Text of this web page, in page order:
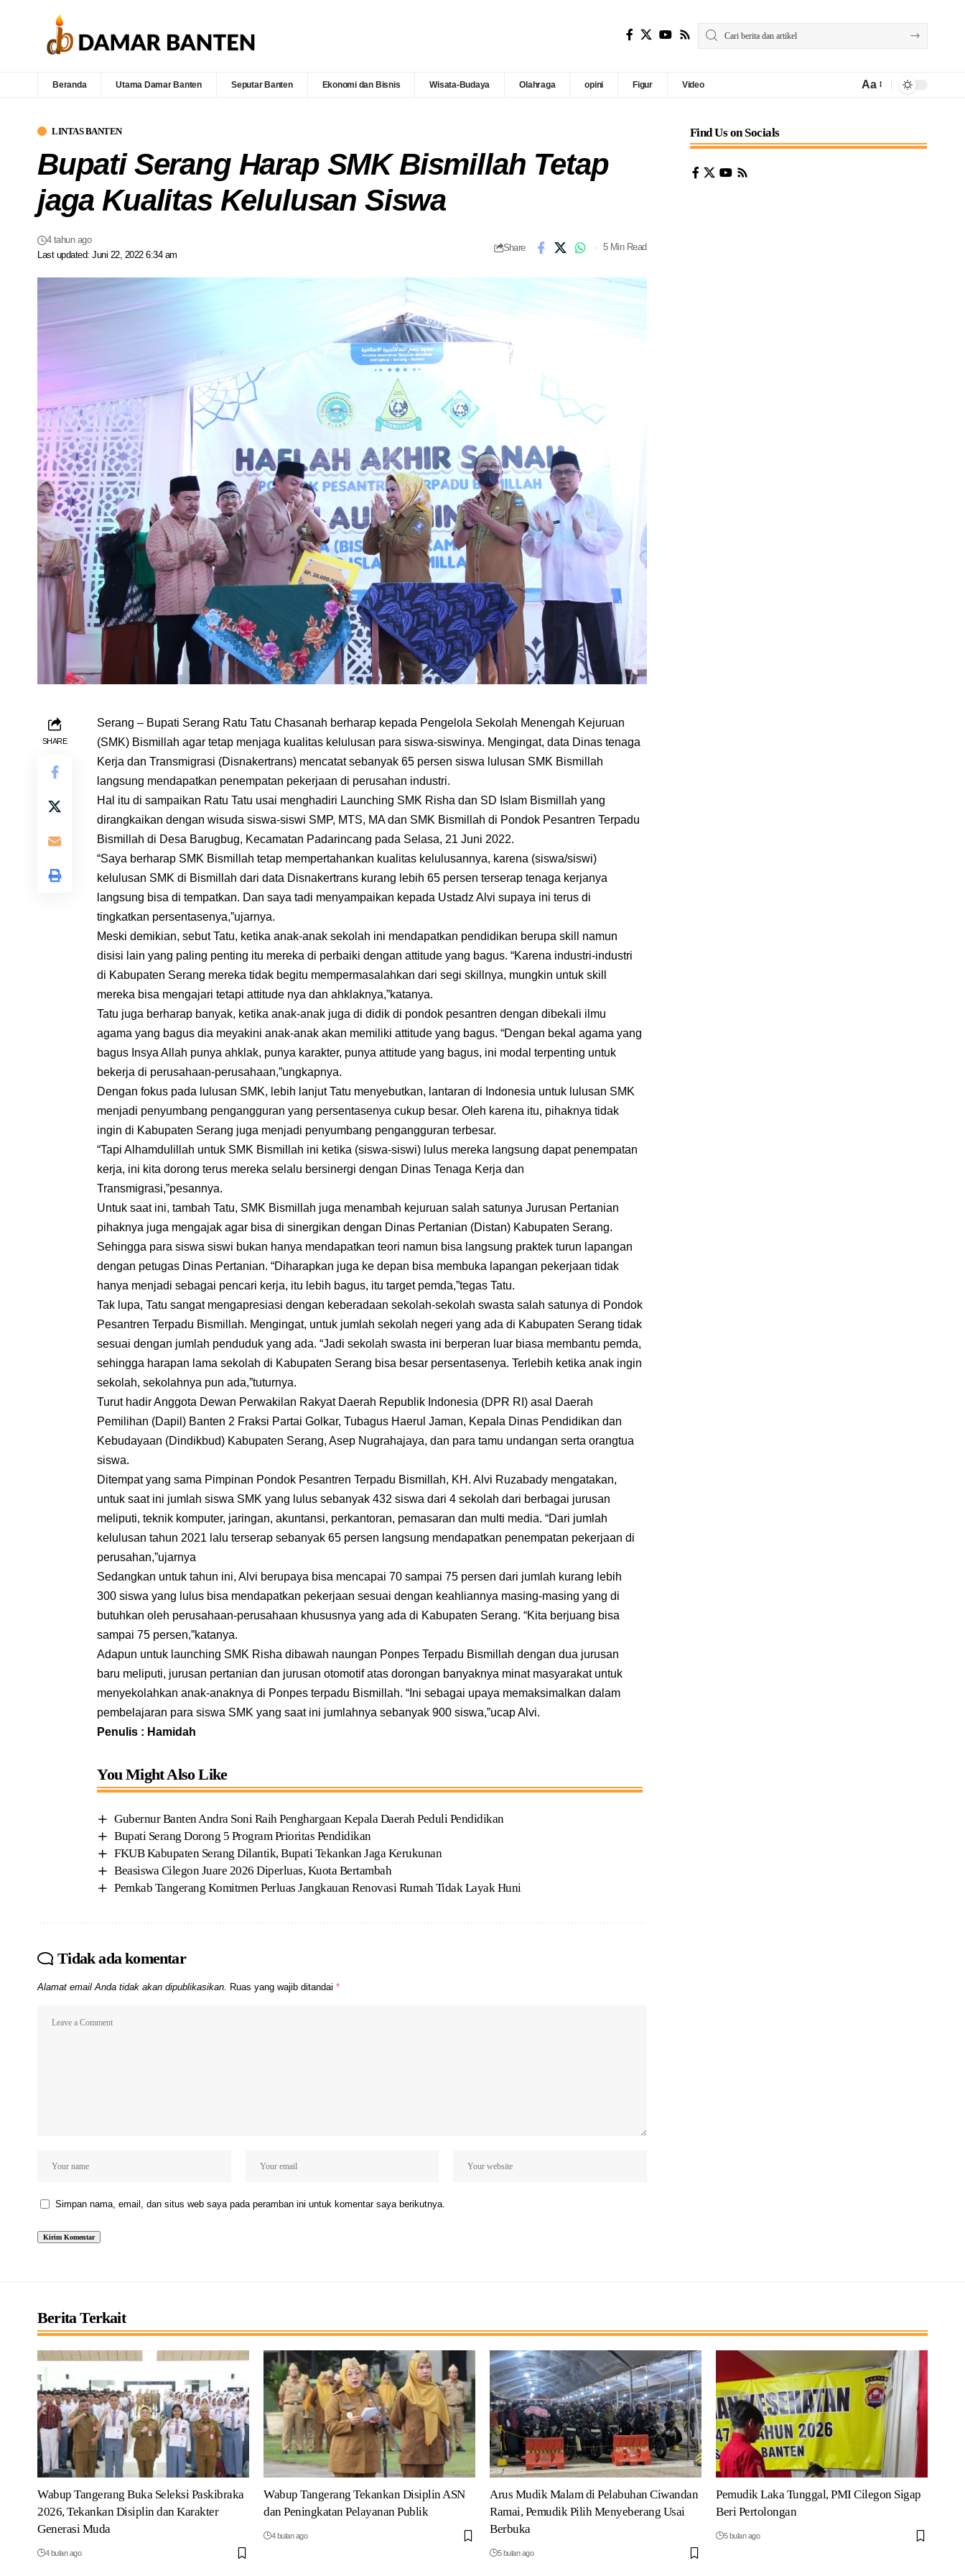
Beranda Utama Damar Banten Seputar Banten Ekonomi dan Bisnis Wisata-Budaya Olahraga opini Figur Video Aa
LINTAS BANTEN
Bupati Serang Harap SMK Bismillah Tetap
jaga Kualitas Kelulusan Siswa
Last updated: Juni 22, 2022 6:34 am
4 tahun ago
Share 5 Min Read
SHARE
Serang – Bupati Serang Ratu Tatu Chasanah berharap kepada Pengelola Sekolah Menengah Kejuruan
(SMK) Bismillah agar tetap menjaga kualitas kelulusan para siswa-siswinya. Mengingat, data Dinas tenaga
Kerja dan Transmigrasi (Disnakertrans) mencatat sebanyak 65 persen siswa lulusan SMK Bismillah
langsung mendapatkan penempatan pekerjaan di perusahan industri.
Hal itu di sampaikan Ratu Tatu usai menghadiri Launching SMK Risha dan SD Islam Bismillah yang
dirangkaikan dengan wisuda siswa-siswi SMP, MTS, MA dan SMK Bismillah di Pondok Pesantren Terpadu
Bismillah di Desa Barugbug, Kecamatan Padarincang pada Selasa, 21 Juni 2022.
“Saya berharap SMK Bismillah tetap mempertahankan kualitas kelulusannya, karena (siswa/siswi)
kelulusan SMK di Bismillah dari data Disnakertrans kurang lebih 65 persen terserap tenaga kerjanya
langsung bisa di tempatkan. Dan saya tadi menyampaikan kepada Ustadz Alvi supaya ini terus di
tingkatkan persentasenya,”ujarnya.
Meski demikian, sebut Tatu, ketika anak-anak sekolah ini mendapatkan pendidikan berupa skill namun
disisi lain yang paling penting itu mereka di perbaiki dengan attitude yang bagus. “Karena industri-industri
di Kabupaten Serang mereka tidak begitu mempermasalahkan dari segi skillnya, mungkin untuk skill
mereka bisa mengajari tetapi attitude nya dan ahklaknya,”katanya.
Tatu juga berharap banyak, ketika anak-anak juga di didik di pondok pesantren dengan dibekali ilmu
agama yang bagus dia meyakini anak-anak akan memiliki attitude yang bagus. “Dengan bekal agama yang
bagus Insya Allah punya ahklak, punya karakter, punya attitude yang bagus, ini modal terpenting untuk
bekerja di perusahaan-perusahaan,”ungkapnya.
Dengan fokus pada lulusan SMK, lebih lanjut Tatu menyebutkan, lantaran di Indonesia untuk lulusan SMK
menjadi penyumbang pengangguran yang persentasenya cukup besar. Oleh karena itu, pihaknya tidak
ingin di Kabupaten Serang juga menjadi penyumbang pengangguran terbesar.
“Tapi Alhamdulillah untuk SMK Bismillah ini ketika (siswa-siswi) lulus mereka langsung dapat penempatan
kerja, ini kita dorong terus mereka selalu bersinergi dengan Dinas Tenaga Kerja dan
Transmigrasi,”pesannya.
Untuk saat ini, tambah Tatu, SMK Bismillah juga menambah kejuruan salah satunya Jurusan Pertanian
pihaknya juga mengajak agar bisa di sinergikan dengan Dinas Pertanian (Distan) Kabupaten Serang.
Sehingga para siswa siswi bukan hanya mendapatkan teori namun bisa langsung praktek turun lapangan
dengan petugas Dinas Pertanian. “Diharapkan juga ke depan bisa membuka lapangan pekerjaan tidak
hanya menjadi sebagai pencari kerja, itu lebih bagus, itu target pemda,”tegas Tatu.
Tak lupa, Tatu sangat mengapresiasi dengan keberadaan sekolah-sekolah swasta salah satunya di Pondok
Pesantren Terpadu Bismillah. Mengingat, untuk jumlah sekolah negeri yang ada di Kabupaten Serang tidak
sesuai dengan jumlah penduduk yang ada. “Jadi sekolah swasta ini berperan luar biasa membantu pemda,
sehingga harapan lama sekolah di Kabupaten Serang bisa besar persentasenya. Terlebih ketika anak ingin
sekolah, sekolahnya pun ada,”tuturnya.
Turut hadir Anggota Dewan Perwakilan Rakyat Daerah Republik Indonesia (DPR RI) asal Daerah
Pemilihan (Dapil) Banten 2 Fraksi Partai Golkar, Tubagus Haerul Jaman, Kepala Dinas Pendidikan dan
Kebudayaan (Dindikbud) Kabupaten Serang, Asep Nugrahajaya, dan para tamu undangan serta orangtua
siswa.
Ditempat yang sama Pimpinan Pondok Pesantren Terpadu Bismillah, KH. Alvi Ruzabady mengatakan,
untuk saat ini jumlah siswa SMK yang lulus sebanyak 432 siswa dari 4 sekolah dari berbagai jurusan
meliputi, teknik komputer, jaringan, akuntansi, perkantoran, pemasaran dan multi media. “Dari jumlah
kelulusan tahun 2021 lalu terserap sebanyak 65 persen langsung mendapatkan penempatan pekerjaan di
perusahan,”ujarnya
Sedangkan untuk tahun ini, Alvi berupaya bisa mencapai 70 sampai 75 persen dari jumlah kurang lebih
300 siswa yang lulus bisa mendapatkan pekerjaan sesuai dengan keahliannya masing-masing yang di
butuhkan oleh perusahaan-perusahaan khususnya yang ada di Kabupaten Serang. “Kita berjuang bisa
sampai 75 persen,”katanya.
Adapun untuk launching SMK Risha dibawah naungan Ponpes Terpadu Bismillah dengan dua jurusan
baru meliputi, jurusan pertanian dan jurusan otomotif atas dorongan banyaknya minat masyarakat untuk
menyekolahkan anak-anaknya di Ponpes terpadu Bismillah. “Ini sebagai upaya memaksimalkan dalam
pembelajaran para siswa SMK yang saat ini jumlahnya sebanyak 900 siswa,”ucap Alvi.
Penulis : Hamidah
You Might Also Like
Gubernur Banten Andra Soni Raih Penghargaan Kepala Daerah Peduli Pendidikan
Bupati Serang Dorong 5 Program Prioritas Pendidikan
FKUB Kabupaten Serang Dilantik, Bupati Tekankan Jaga Kerukunan
Beasiswa Cilegon Juare 2026 Diperluas, Kuota Bertambah
Pemkab Tangerang Komitmen Perluas Jangkauan Renovasi Rumah Tidak Layak Huni
Tidak ada komentar
Alamat email Anda tidak akan dipublikasikan. Ruas yang wajib ditandai *
Simpan nama, email, dan situs web saya pada peramban ini untuk komentar saya berikutnya.
Find Us on Socials
Berita Terkait
Wabup Tangerang Buka Seleksi Paskibraka
2026, Tekankan Disiplin dan Karakter
Generasi Muda
4 bulan ago
Wabup Tangerang Tekankan Disiplin ASN
dan Peningkatan Pelayanan Publik
4 bulan ago
Arus Mudik Malam di Pelabuhan Ciwandan
Ramai, Pemudik Pilih Menyeberang Usai
Berbuka
5 bulan ago
Pemudik Laka Tunggal, PMI Cilegon Sigap
Beri Pertolongan
5 bulan ago